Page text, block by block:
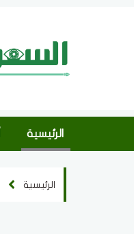
الرئيسية
الرئيسية